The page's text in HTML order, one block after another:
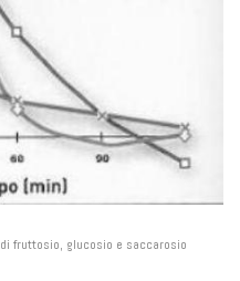
fruttosio, glucosio e saccarosio